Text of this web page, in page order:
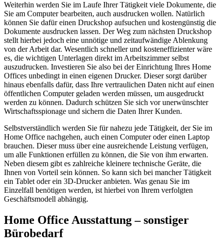
Weiterhin werden Sie im Laufe Ihrer Tätigkeit viele Dokumente, die
Sie am Computer bearbeiten, auch ausdrucken wollen. Natürlich
können Sie dafür einen Druckshop aufsuchen und kostengünstig die
Dokumente ausdrucken lassen. Der Weg zum nächsten Druckshop
stellt hierbei jedoch eine unnötige und zeitaufwändige Ablenkung
von der Arbeit dar. Wesentlich schneller und kosteneffizienter wäre
es, die wichtigen Unterlagen direkt im Arbeitszimmer selbst
auszudrucken. Investieren Sie also bei der Einrichtung Ihres Home
Offices unbedingt in einen eigenen Drucker. Dieser sorgt darüber
hinaus ebenfalls dafür, dass Ihre vertraulichen Daten nicht auf einen
öffentlichen Computer geladen werden müssen, um ausgedruckt
werden zu können. Dadurch schützen Sie sich vor unerwünschter
Wirtschaftsspionage und sichern die Daten Ihrer Kunden.
Selbstverständlich werden Sie für nahezu jede Tätigkeit, der Sie im
Home Office nachgehen, auch einen Computer oder einen Laptop
brauchen. Dieser muss über eine ausreichende Leistung verfügen,
um alle Funktionen erfüllen zu können, die Sie von ihm erwarten.
Neben diesem gibt es zahlreiche kleinere technische Geräte, die
Ihnen von Vorteil sein können. So kann sich bei mancher Tätigkeit
ein Tablet oder ein 3D-Drucker anbieten. Was genau Sie im
Einzelfall benötigen werden, ist hierbei von Ihrem verfolgten
Geschäftsmodell abhängig.
Home Office Ausstattung – sonstiger
Bürobedarf